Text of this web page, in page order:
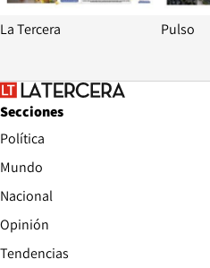
La Tercera Pulso
Secciones
Política
Mundo
Nacional
Opinión
Tendencias